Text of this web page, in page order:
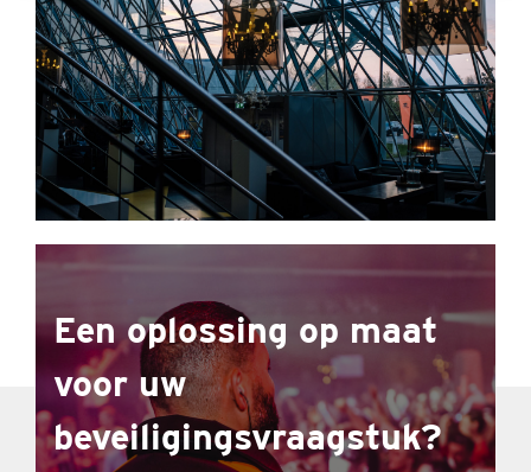
Een oplossing op maat
voor uw
beveiligingsvraagstuk?